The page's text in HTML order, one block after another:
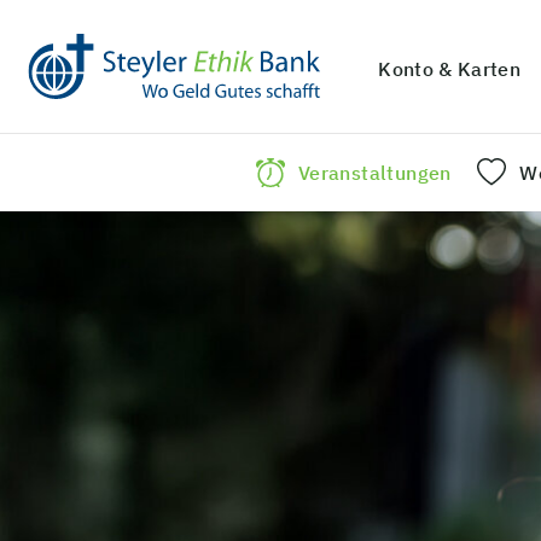
Konto & Karten
Veranstaltungen